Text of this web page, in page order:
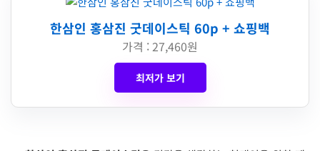
한삼인 홍삼진 굿데이스틱 60p + 쇼핑백
가격 : 27,460원
최저가 보기